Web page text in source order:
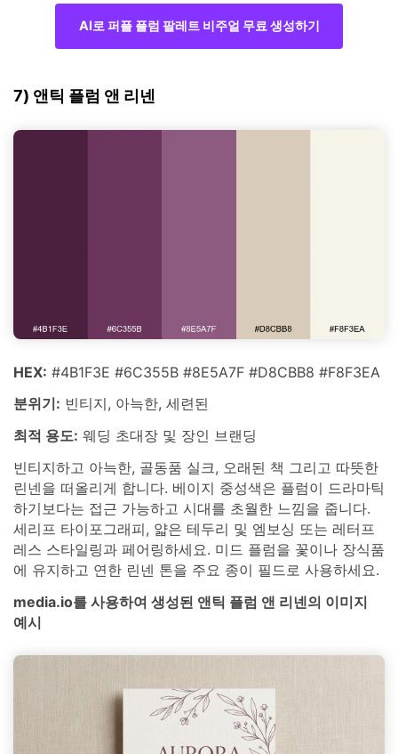
AI로 퍼플 플럼 팔레트 비주얼 무료 생성하기
7) 앤틱 플럼 앤 리넨
HEX: #4B1F3E #6C355B #8E5A7F #D8CBB8 #F8F3EA
분위기: 빈티지, 아늑한, 세련된
최적 용도: 웨딩 초대장 및 장인 브랜딩
빈티지하고 아늑한, 골동품 실크, 오래된 책 그리고 따뜻한
린넨을 떠올리게 합니다. 베이지 중성색은 플럼이 드라마틱
하기보다는 접근 가능하고 시대를 초월한 느낌을 줍니다.
세리프 타이포그래피, 얇은 테두리 및 엠보싱 또는 레터프
레스 스타일링과 페어링하세요. 미드 플럼을 꽃이나 장식품
에 유지하고 연한 린넨 톤을 주요 종이 필드로 사용하세요.
media.io를 사용하여 생성된 앤틱 플럼 앤 리넨의 이미지
예시